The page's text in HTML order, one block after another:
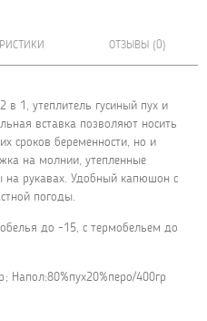
ОТЗЫВЫ (0)
1, утеплитель гусиный пух и
вставка позволяют носить
сроков беременности, но и
на молнии, утепленные
рукавах. Удобный капюшон с
погоды.
до -15, с термобельем до
Напол:80%пух20%перо/400гр